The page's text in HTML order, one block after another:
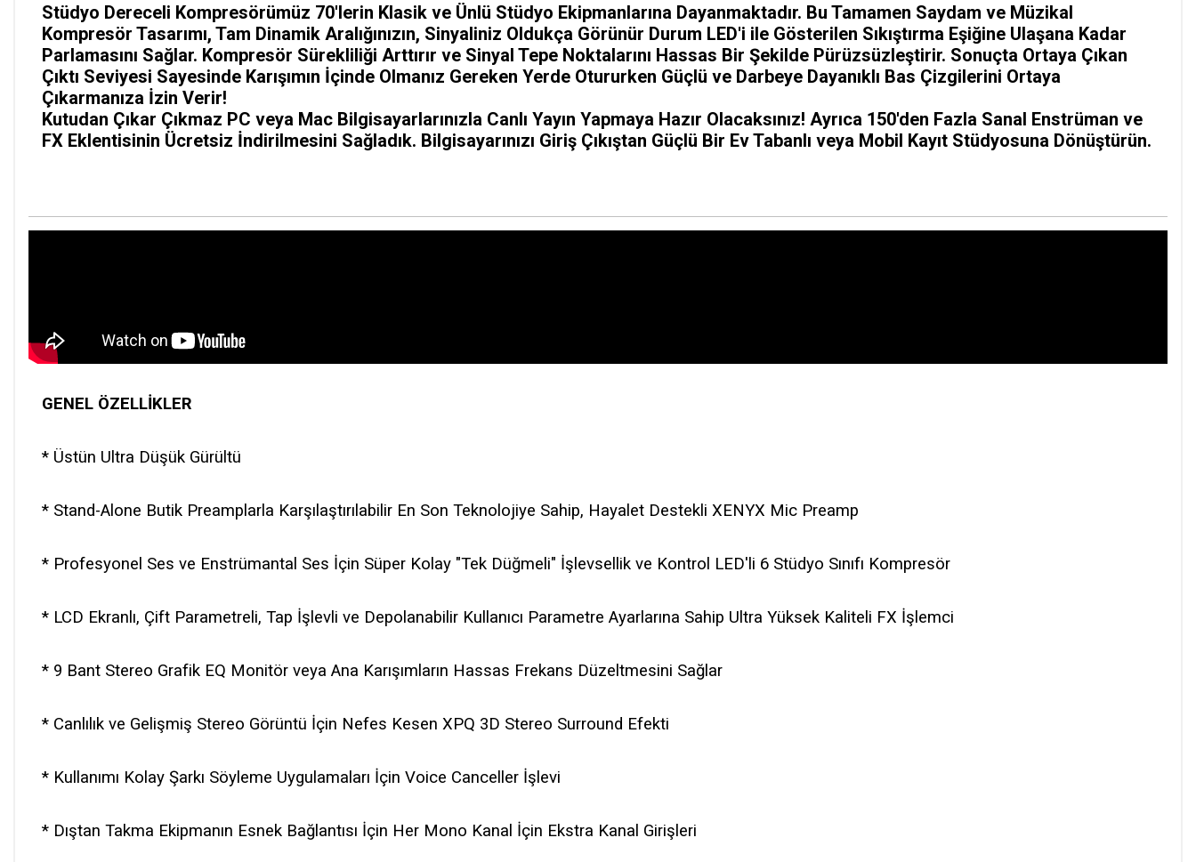
Stüdyo Dereceli Kompresörümüz 70'lerin Klasik ve Ünlü Stüdyo Ekipmanlarına Dayanmaktadır. Bu Tamamen Saydam ve Müzikal
Kompresör Tasarımı, Tam Dinamik Aralığınızın, Sinyaliniz Oldukça Görünür Durum LED'i ile Gösterilen Sıkıştırma Eşiğine Ulaşana Kadar
Parlamasını Sağlar. Kompresör Sürekliliği Arttırır ve Sinyal Tepe Noktalarını Hassas Bir Şekilde Pürüzsüzleştirir. Sonuçta Ortaya Çıkan
Çıktı Seviyesi Sayesinde Karışımın İçinde Olmanız Gereken Yerde Otururken Güçlü ve Darbeye Dayanıklı Bas Çizgilerini Ortaya
Çıkarmanıza İzin Verir!
Kutudan Çıkar Çıkmaz PC veya Mac Bilgisayarlarınızla Canlı Yayın Yapmaya Hazır Olacaksınız! Ayrıca 150'den Fazla Sanal Enstrüman ve
FX Eklentisinin Ücretsiz İndirilmesini Sağladık. Bilgisayarınızı Giriş Çıkıştan Güçlü Bir Ev Tabanlı veya Mobil Kayıt Stüdyosuna Dönüştürün.
GENEL ÖZELLİKLER
* Üstün Ultra Düşük Gürültü
* Stand-Alone Butik Preamplarla Karşılaştırılabilir En Son Teknolojiye Sahip, Hayalet Destekli XENYX Mic Preamp
* Profesyonel Ses ve Enstrümantal Ses İçin Süper Kolay "Tek Düğmeli" İşlevsellik ve Kontrol LED'li 6 Stüdyo Sınıfı Kompresör
* LCD Ekranlı, Çift Parametreli, Tap İşlevli ve Depolanabilir Kullanıcı Parametre Ayarlarına Sahip Ultra Yüksek Kaliteli FX İşlemci
* 9 Bant Stereo Grafik EQ Monitör veya Ana Karışımların Hassas Frekans Düzeltmesini Sağlar
* Canlılık ve Gelişmiş Stereo Görüntü İçin Nefes Kesen XPQ 3D Stereo Surround Efekti
* Kullanımı Kolay Şarkı Söyleme Uygulamaları İçin Voice Canceller İşlevi
* Dıştan Takma Ekipmanın Esnek Bağlantısı İçin Her Mono Kanal İçin Ekstra Kanal Girişleri